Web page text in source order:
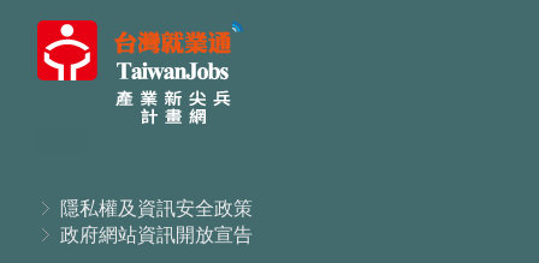
隱私權及資訊安全政策
政府網站資訊開放宣告